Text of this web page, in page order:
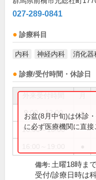
027-289-0841
診療科目
内科 神経内科 消化器
診療/受付時間・休診日
9:00～12:00 ●
16:00～18:00
お盆(8月中旬)は休診
に必ず医療機関に直接
備考: 土曜18時ま
受付/診療日時は